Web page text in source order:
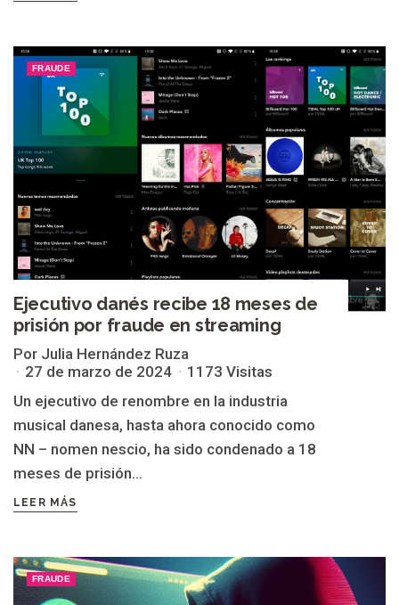
FRAUDE
Ejecutivo danés recibe 18 meses de
prisión por fraude en streaming
Por Julia Hernández Ruza
27 de marzo de 2024
1173 Visitas
Un ejecutivo de renombre en la industria
musical danesa, hasta ahora conocido como
NN – nomen nescio, ha sido condenado a 18
meses de prisión...
LEER MÁS
FRAUDE